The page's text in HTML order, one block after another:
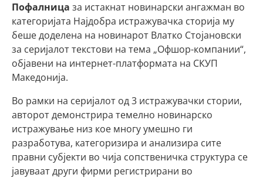
Пофалница за истакнат новинарски ангажман во
категоријата Најдобра истражувачка сторија му
беше доделена на новинарот Влатко Стојановски
за серијалот текстови на тема „Офшор-компании“,
објавени на интернет-платформата на СКУП
Македонија.
Во рамки на серијалот од 3 истражувачки стории,
авторот демонстрира темелно новинарско
истражување низ кое многу умешно ги
разработува, категоризира и анализира сите
правни субјекти во чија сопственичка структура се
јавуваат други фирми регистрирани во